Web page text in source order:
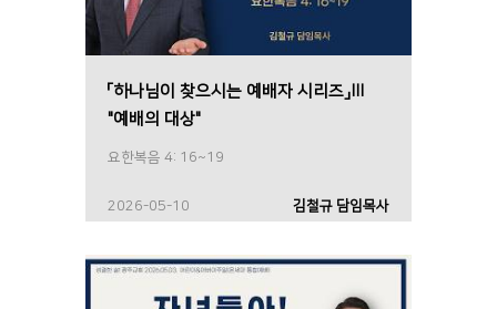
「하나님이 찾으시는 예배자 시리즈」Ⅲ
"예배의 대상"
요한복음 4: 16~19
2026-05-10 김철규 담임목사